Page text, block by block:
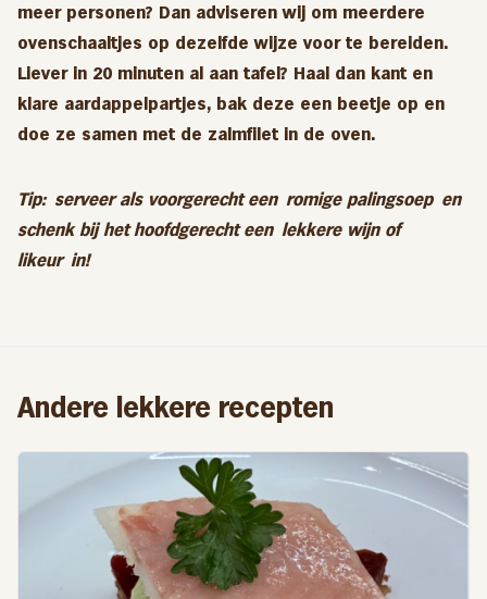
meer personen? Dan adviseren wij om meerdere
ovenschaaltjes op dezelfde wijze voor te bereiden.
Liever in 20 minuten al aan tafel? Haal dan kant en
klare aardappelpartjes, bak deze een beetje op en
doe ze samen met de zalmfilet in de oven.
Tip:serveer als voorgerecht een romige palingsoepen
schenk bij het hoofdgerecht een lekkere wijn of
likeurin!
Andere lekkere recepten